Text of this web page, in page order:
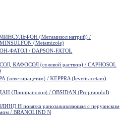
(Метамизол натрий) /
(Metamizole)
ФАТОЛ / DAPSON-FATOL
КАФОСОЛ (солевой раствор) / CAPHOSOL
(леветирацетам) / KEPPRA (levetiracetam)
(Пропранолол) / OBSIDAN (Propranolol)
Н повязка ранозаживляющая с перуанским
/ BRANOLIND N